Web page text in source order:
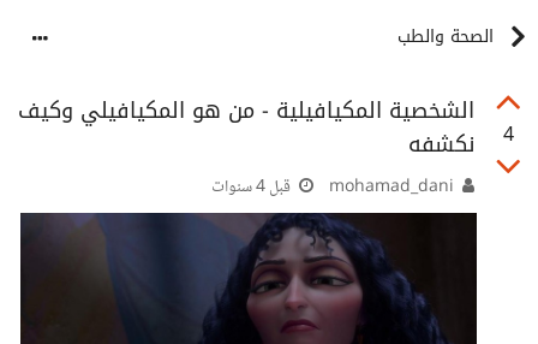
الصحة والطب
4
الشخصية المكيافيلية - من هو المكيافيلي وكيف
نكشفه
قبل 4 سنوات